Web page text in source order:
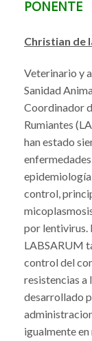
PONENTE
Christian de
Veterinario y
Sanidad
Coordinador
Rumiantes
han estado
control,
por lentivirus.
LABSARUM
control del
resistencias a
desarrollado
igualmente